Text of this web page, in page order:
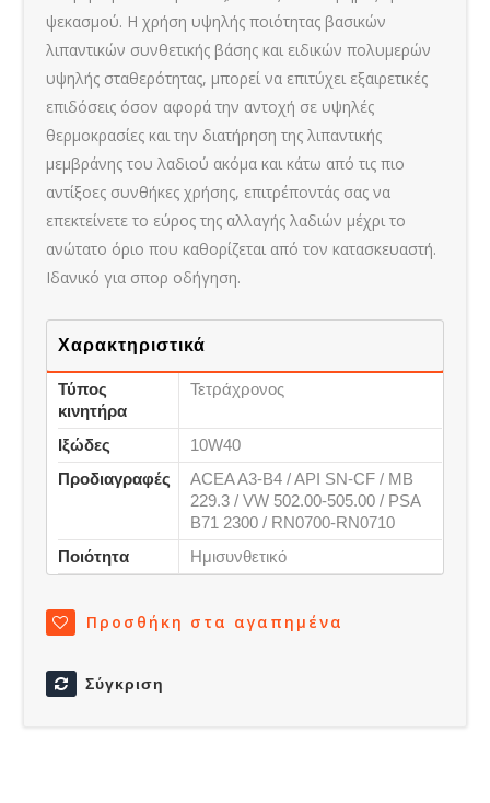
ψεκασμού. Η χρήση υψηλής ποιότητας βασικών
λιπαντικών συνθετικής βάσης και ειδικών πολυμερών
υψηλής σταθερότητας, μπορεί να επιτύχει εξαιρετικές
επιδόσεις όσον αφορά την αντοχή σε υψηλές
θερμοκρασίες και την διατήρηση της λιπαντικής
μεμβράνης του λαδιού ακόμα και κάτω από τις πιο
αντίξοες συνθήκες χρήσης, επιτρέποντάς σας να
επεκτείνετε το εύρος της αλλαγής λαδιών μέχρι το
ανώτατο όριο που καθορίζεται από τον κατασκευαστή.
Ιδανικό για σπορ οδήγηση.
Προσθήκη στα αγαπημένα
Σύγκριση
Χαρακτηριστικά
Τύπος
κινητήρα
Τετράχρονος
Ιξώδες
10W40
Προδιαγραφές
ACEA A3-B4 / API SN-CF / MB
229.3 / VW 502.00-505.00 / PSA
B71 2300 / RN0700-RN0710
Ποιότητα
Ημισυνθετικό